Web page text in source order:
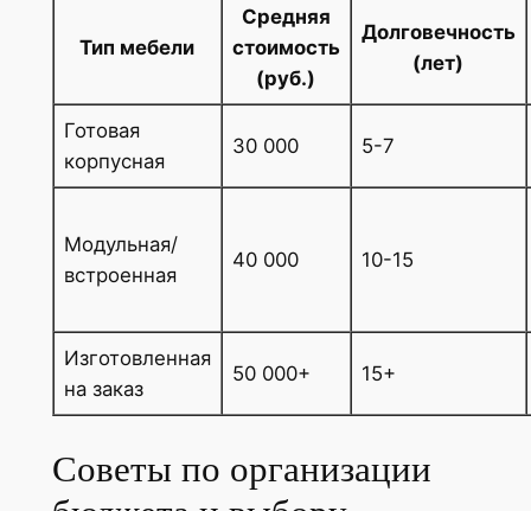
Тип мебели
Средняя
стоимость
(руб.)
Долговечность
(лет)
Готовая
корпусная
30 000 5-7
Модульная/
встроенная
40 000 10-15
Изготовленная
на заказ
50 000+ 15+
Советы по организации